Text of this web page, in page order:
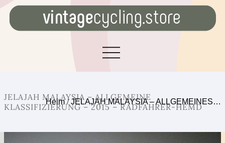
JELAJAH MALAYSIA – ALLGEMEINE
KLASSIFIZIERUNG – 2015 – RADFAHRER-HEMD
Heim/JELAJAH MALAYSIA – ALLGEMEINES…